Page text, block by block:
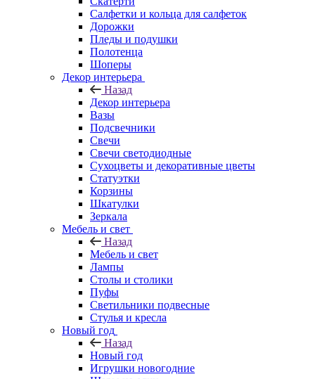
Салфетки и кольца для салфеток
Дорожки
Пледы и подушки
Полотенца
Шоперы
Декор интерьера
Назад
Декор интерьера
Вазы
Подсвечники
Свечи
Свечи светодиодные
Сухоцветы и декоративные цветы
Статуэтки
Корзины
Шкатулки
Зеркала
Мебель и свет
Назад
Мебель и свет
Лампы
Столы и столики
Пуфы
Светильники подвесные
Стулья и кресла
Новый год
Назад
Новый год
Игрушки новогодние